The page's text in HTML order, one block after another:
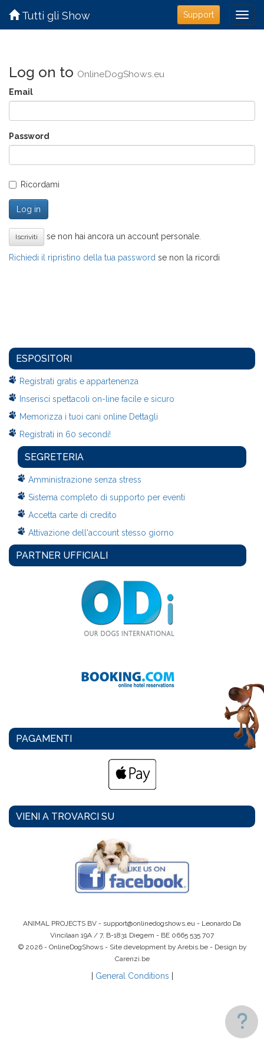
Support
Tutti gli Show
Log on to OnlineDogShows.eu
Email
Password
Ricordami
Log in
Iscriviti se non hai ancora un account personale.
Richiedi il ripristino della tua password se non la ricordi
ESPOSITORI
Registrati gratis e appartenenza
Inserisci spettacoli on-line facile e sicuro
Memorizza i tuoi cani online Dettagli
Registrati in 60 secondi!
SEGRETERIA
Amministrazione senza stress
Sistema completo di supporto per eventi
Accetta carte di credito
Attivazione dell'account stesso giorno
PARTNER UFFICIALI
PAGAMENTI
VIENI A TROVARCI SU
ANIMAL PROJECTS BV - support@onlinedogshows.eu - Leonardo Da
Vincilaan 19A / 7, B-1831 Diegem - BE 0665 535 707
© 2026 - OnlineDogShows - Site development by Arebis.be - Design by
Carenzi.be
General Conditions